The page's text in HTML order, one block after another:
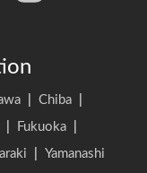
Chiba
Fukuoka
Yamanashi